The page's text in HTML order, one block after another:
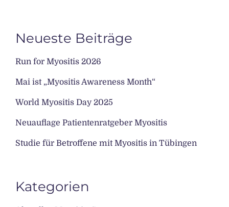
Neueste Beiträge
Run for Myositis 2026
Mai ist „Myositis Awareness Month“
World Myositis Day 2025
Neuauflage Patientenratgeber Myositis
Studie für Betroffene mit Myositis in Tübingen
Kategorien